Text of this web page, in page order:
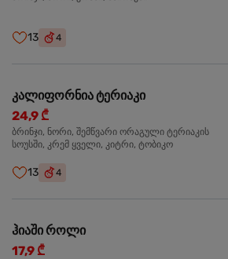
13 4
კალიფორნია ტერიაკი
24,9 ₾
ბრინჯი, ნორი, შემწვარი ორაგული ტერიაკის
სოუსში, კრემ ყველი, კიტრი, ტობიკო
13 4
ჰიაში როლი
17,9 ₾